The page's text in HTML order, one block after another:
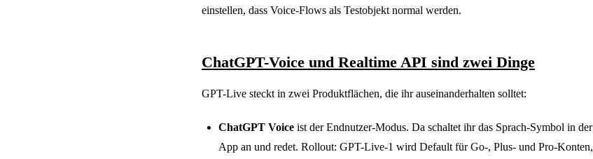
einstellen, dass Voice-Flows als Testobjekt normal werden.
ChatGPT-Voice und Realtime API sind zwei Dinge
GPT-Live steckt in zwei Produktflächen, die ihr auseinanderhalten solltet:
ChatGPT Voice ist der Endnutzer-Modus. Da schaltet ihr das Sprach-Symbol in der
App an und redet. Rollout: GPT-Live-1 wird Default für Go-, Plus- und Pro-Konten,